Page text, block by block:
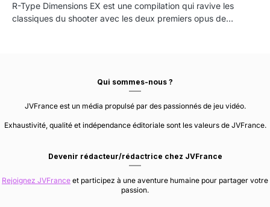
R-Type Dimensions EX est une compilation qui ravive les
classiques du shooter avec les deux premiers opus de…
Qui sommes-nous ?
JVFrance est un média propulsé par des passionnés de jeu vidéo.
Exhaustivité, qualité et indépendance éditoriale sont les valeurs de JVFrance.
Devenir rédacteur/rédactrice chez JVFrance
Rejoignez JVFrance et participez à une aventure humaine pour partager votre
passion.